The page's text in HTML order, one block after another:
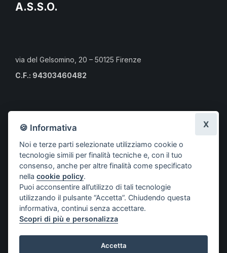
A.S.S.O.
via del Gelsomino, 20 – 50125 Firenze
C.F.: 94303460482
Risorse per i professionisti
Risorse per i cittadini
Risorse per gli Studenti CLMOPD
A.S.S.O.
Società aderenti
Progetti
Contatti
🍪 Informativa
Noi e terze parti selezionate utilizziamo cookie o
tecnologie simili per finalità tecniche e, con il tuo
consenso, anche per altre finalità come specificato
nellacookie policy.
Puoi acconsentire all’utilizzo di tali tecnologie
utilizzando il pulsante “Accetta”. Chiudendo questa
informativa, continui senza accettare.
Scopri di più e personalizza
Accetta
X